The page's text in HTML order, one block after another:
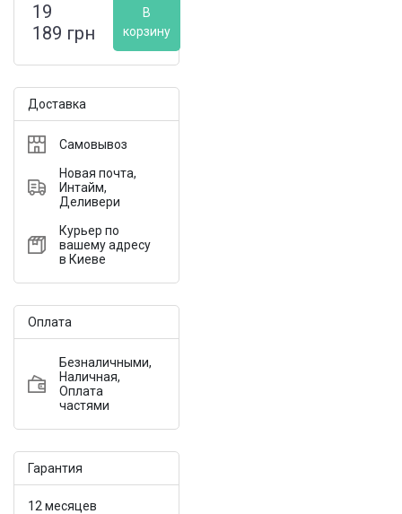
19
189 грн
В
корзину
Доставка
Самовывоз
Новая почта,
Интайм,
Деливери
Курьер по
вашему адресу
в Киеве
Оплата
Безналичными,
Наличная,
Оплата
частями
Гарантия
12 месяцев